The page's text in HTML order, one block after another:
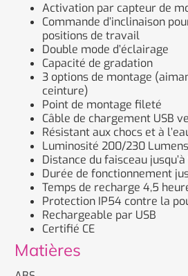
Activation par capteur de
Commande d’inclinaison
positions de travail
Double mode d’éclairage
Capacité de gradation
3 options de montage
ceinture)
Point de montage fileté
Câble de chargement USB
Résistant aux chocs et à
Luminosité 200/230 Lumens
Distance du faisceau
Durée de fonctionnement
Temps de recharge 4,5
Protection IP54 contre la
Rechargeable par USB
Certifié CE
Matières